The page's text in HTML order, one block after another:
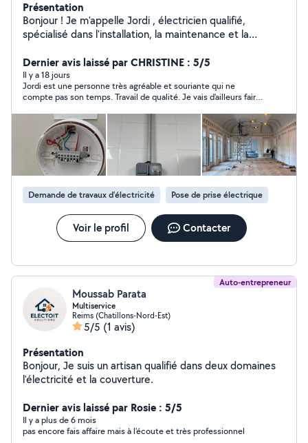
Présentation
Bonjour ! Je m'appelle Jordi , électricien qualifié,
spécialisé dans l'installation, la maintenance et la
commerciaux. Avec plus de 3 années d'expérience, je
propose des services sûrs, efficaces et garantis :
Installations complètes, dépannage, entretien, éclairage
LED, tableaux électriques, prises, interrupteurs, câblage,
mise à la terre et certifications. Pourquoi me choisir ?
Travail propre, rapide et professionnel, matériaux de
qualité conformes aux normes, ponctualité et service
personnalisé, devis gratuit
Dernier avis laissé par CHRISTINE : 5/5
Il y a 18 jours
Jordi est une personne très agréable et souriante qui ne
compte pas son temps. Travail de qualité. Je vais d'ailleurs faire
contacter ; vous ne le regretterez pas. Encore merci
Demande de travaux d’électricité Pose de prise électrique
Voir le profil Contacter
Auto-entrepreneur
Moussab Parata
Multiservice
Reims (Chatillons-Nord-Est)
5/5 (1 avis)
Présentation
Bonjour, Je suis un artisan qualifié dans deux domaines
l'électricité et la couverture.
Dernier avis laissé par Rosie : 5/5
Il y a plus de 6 mois
pas encore fais affaire mais à l'écoute et très professionnel